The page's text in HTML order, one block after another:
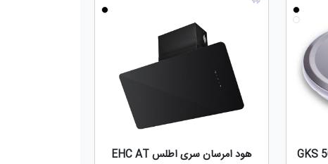
هود امرسان سری اطلس EHC AT